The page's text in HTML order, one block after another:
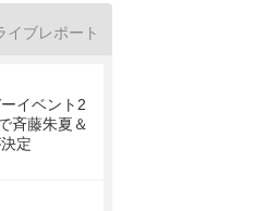
イブレポート
イベント2
斉藤朱夏＆
定